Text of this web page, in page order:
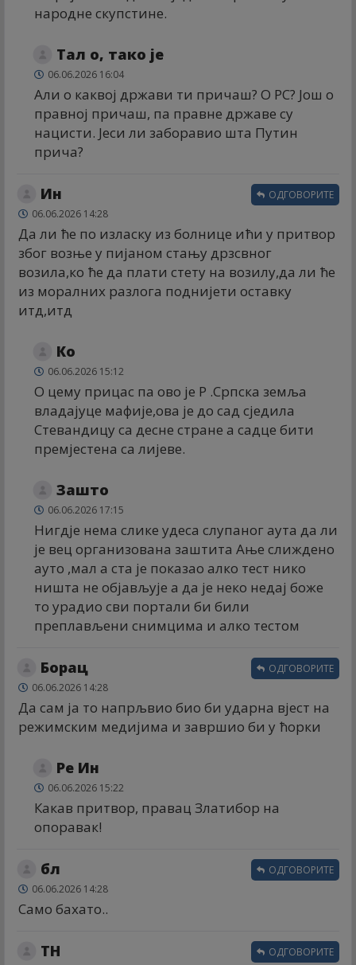
народне скупстине.
Тал о, тако је
06.06.2026 16:04
Али о каквој држави ти причаш? О РС? Још о
правној причаш, па правне државе су
нацисти. Јеси ли заборавио шта Путин
прича?
Ин
06.06.2026 14:28
Да ли ће по изласку из болнице ићи у притвор
због возње у пијаном стању дрзсвног
возила,ко ће да плати стету на возилу,да ли ће
из моралних разлога поднијети оставку
итд,итд
ОДГОВОРИТЕ
Ко
06.06.2026 15:12
О цему прицас па ово је Р .Српска земља
владајуце мафије,ова је до сад сједила
Стевандицу са десне стране а садце бити
премјестена са лијеве.
Зашто
06.06.2026 17:15
Нигдје нема слике удеса слупаног аута да ли
је вец организована заштита Ање слиждено
ауто ,мал а ста је показао алко тест нико
ништа не објављује а да је неко недај боже
то урадио сви портали би били
преплављени снимцима и алко тестом
Борац
06.06.2026 14:28
Да сам ја то напрљвио био би ударна вјест на
режимским медијима и завршио би у ћорки
ОДГОВОРИТЕ
Ре Ин
06.06.2026 15:22
Какав притвор, правац Златибор на
опоравак!
бл
06.06.2026 14:28
Само бахато..
ОДГОВОРИТЕ
ТН ОДГОВОРИТЕ